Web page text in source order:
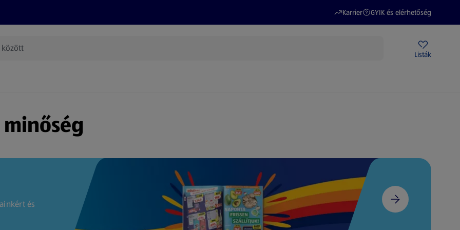
Karrier
(új oldalon nyílik meg)
GYIK és elérhetőség
(új oldalon nyílik meg)
Listák
és